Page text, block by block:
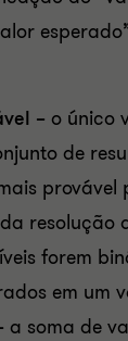
– o único
de
provável
resolução
forem
em um
a soma de